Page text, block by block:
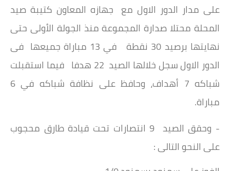
على مدار الدور الاول مع جهازه المعاون كتيبة صيد
المحلة محتلا صدارة المجموعة منذ الجولة الأولى حتى
نهايتها برصيد 30 نقطة في 13 مباراة جميعها فى
الدور الاول سجل خلالها الصيد 22 هدفا فيما استقبلت
شباكه 7 أهداف، وحافظ على نظافة شباكه في 6
مباراة.
- وحقق الصيد 9 انتصارات تحت قيادة طارق محجوب
على النحو التالى :